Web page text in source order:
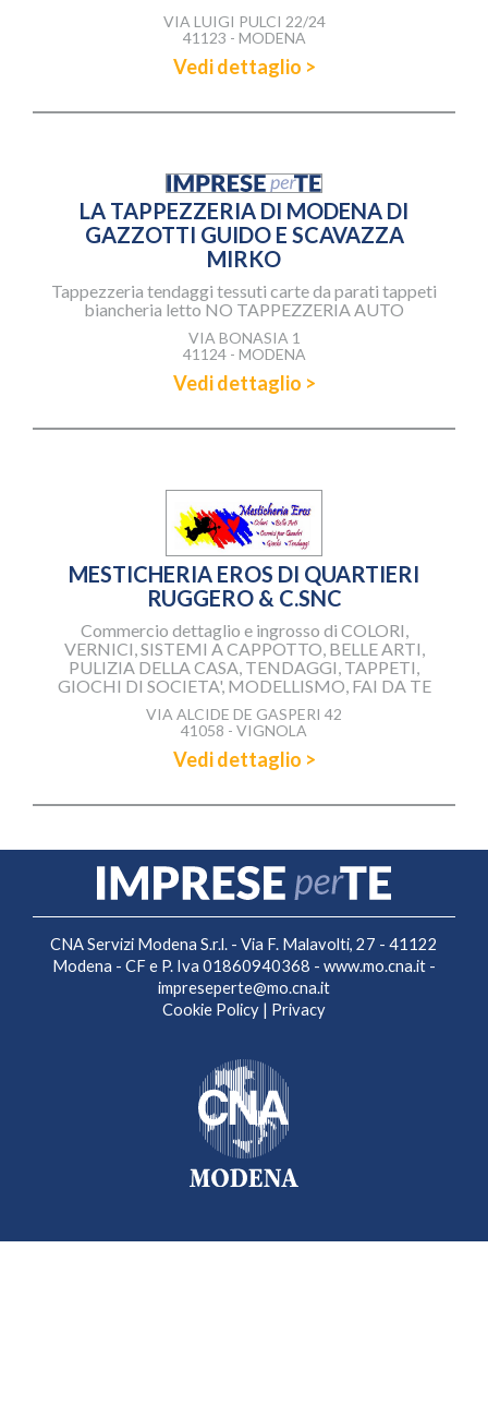
VIA LUIGI PULCI 22/24
41123 - MODENA
Vedi dettaglio >
LA TAPPEZZERIA DI MODENA DI
GAZZOTTI GUIDO E SCAVAZZA
MIRKO
Tappezzeria tendaggi tessuti carte da parati tappeti
biancheria letto NO TAPPEZZERIA AUTO
VIA BONASIA 1
41124 - MODENA
Vedi dettaglio >
MESTICHERIA EROS DI QUARTIERI
RUGGERO & C.SNC
Commercio dettaglio e ingrosso di COLORI,
VERNICI, SISTEMI A CAPPOTTO, BELLE ARTI,
PULIZIA DELLA CASA, TENDAGGI, TAPPETI,
GIOCHI DI SOCIETA', MODELLISMO, FAI DA TE
VIA ALCIDE DE GASPERI 42
41058 - VIGNOLA
Vedi dettaglio >
CNA Servizi Modena S.r.l. - Via F. Malavolti, 27 - 41122
Modena - CF e P. Iva 01860940368 - www.mo.cna.it -
impreseperte@mo.cna.it
Cookie Policy | Privacy